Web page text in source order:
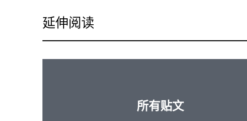
延伸阅读
所有贴文